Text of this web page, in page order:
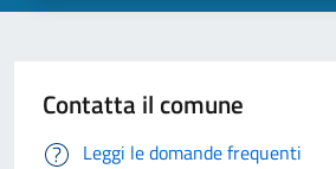
Contatta il comune
Leggi le domande frequenti